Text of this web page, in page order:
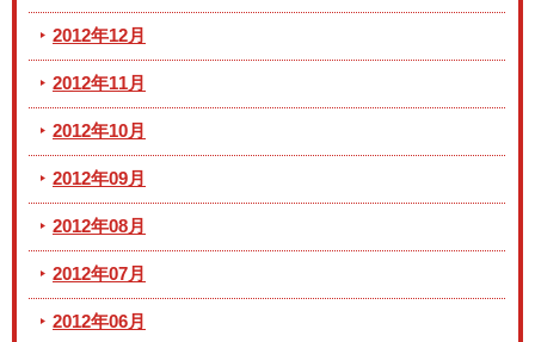
2012年12月
2012年11月
2012年10月
2012年09月
2012年08月
2012年07月
2012年06月